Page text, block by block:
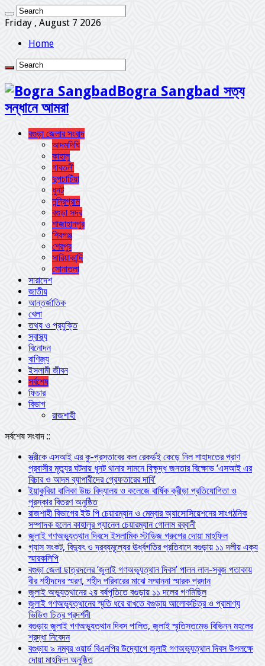
Friday , August 7 2026
Home
Bogra Sangbad সত্য
সন্ধানে আমরা
বগুড়া জেলার সংবাদ
আদমদিঘি
কাহালু
গাবতলী
দুপচাচিঁয়া
ধুনট
নন্দ্রিগ্রাম
বগুড়া সদর
শাজাহানপুর
শিবগঞ্জ
শেরপুর
সারিয়াকান্দি
সোনাতলা
সারাদেশ
জাতীয়
আন্তর্জাতিক
খেলা
তথ্য ও প্রযুক্তি
স্বাস্থ্য
বিনোদন
বাণিজ্য
ইসলামী জীবন
সর্বশেষ
ফিচার
বিভাগ
রাজশাহী
সর্বশেষ সংবাদ ::
স্ত্রীকে এসআই এর কু-প্রস্তাবের কল রেকর্ডই কেড়ে নিল শাহাদতের প্রাণ
প্রবাসীর মৃত্যুর ঘটনায় ধুনট থানার সামনে বিক্ষুদ্ধ জনতার বিক্ষোভ ‘এসআই এর
বিচার ও আদম ব্যাপারীদের গ্রেফতারের দাবি’
ইয়াকুবিয়া বালিকা উচ্চ বিদ্যালয় ও কলেজে বার্ষিক ক্রীড়া প্রতিযোগিতা ও
পুরস্কার বিতরণ অনুষ্ঠিত
রাজশাহী বিভাগের ইউ পি চেয়ারম্যান ও মেম্বার অ্যাসোসিয়েশনের সাংগঠনিক
সম্পাদক হলেন কাহালুর প্যানেল চেয়ারম্যান গোলাম রব্বানী
জুলাই গণঅভ্যুত্থান দিবসে ইসলামিক স্টাডিজ গ্রুপের দোয়া মাহফিল
গ্যাস সংকট, বিদ্যুৎ ও দ্রব্যমূল্যের ঊর্ধ্বগতির প্রতিবাদে বগুড়ায় ১১ দলীয় এক্য
স্মারকলিপি
বগুড়া জেলা ছাত্রদলের ‘জুলাই গণঅভ্যুত্থান দিবস’ পালন লাল-সবুজ পতাকায়
বীর শহীদদের স্মরণ, শহীদ পরিবারের মাঝে সম্মাননা স্মারক প্রদান
জুলাই অভ্যুত্থানের ২য় বর্ষপূতিতে বগুড়ায় ১১ দলের গণমিছিল
জুলাই গণঅভ্যুত্থানের স্মৃতি ধরে রাখতে বগুড়ায় আলোকচিত্র ও প্রামাণ্য
ভিডিও চিত্র প্রদর্শনী
বগুড়ায় জুলাই গণঅভ্যুত্থান দিবস পালিত, জুলাই স্মৃতিস্তম্ভে বিভিন্ন মহলের
শ্রদ্ধা নিবেদন
বগুড়ায় ৯ নম্বর ওয়ার্ড বিএনপির উদ্যোগে জুলাই গণঅভ্যুত্থান দিবস উপলক্ষে
দোয়া মাহফিল অনুষ্ঠিত